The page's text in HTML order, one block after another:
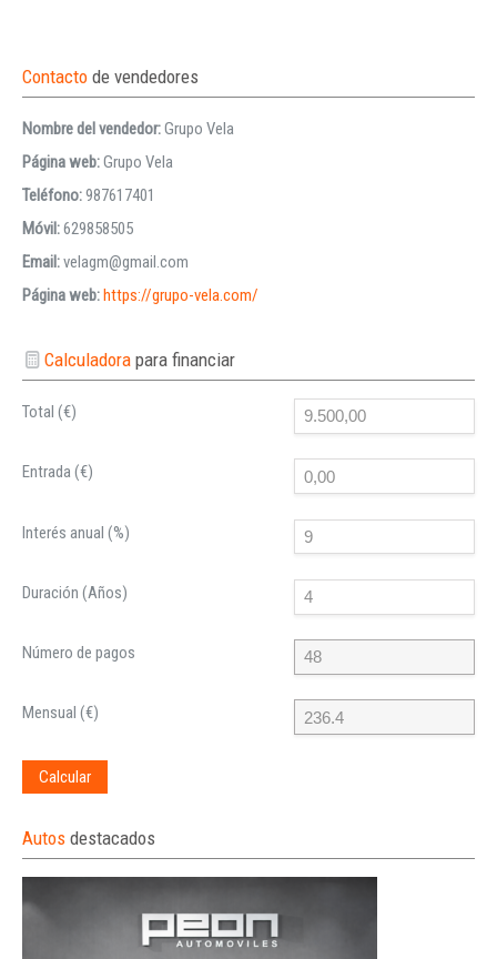
Contacto de vendedores
Nombre del vendedor:Grupo Vela
Página web:Grupo Vela
Teléfono:987617401
Móvil:629858505
Email:velagm@gmail.com
Página web:https://grupo-vela.com/
Calculadorapara financiar
Total (€)
Entrada (€)
Interés anual (%)
Duración (Años)
Número de pagos
Mensual (€)
Calcular
Autos destacados